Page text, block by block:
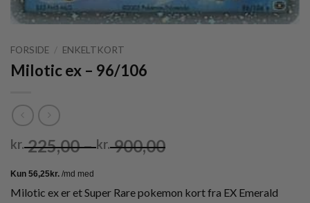
FORSIDE / ENKELTKORT
Milotic ex – 96/106
kr.225,00– kr.900,00Prisinterval:
kr. 900,00
Milotic ex er et Super Rare pokemon kort fra EX Emerald